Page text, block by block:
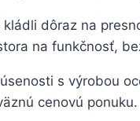
dôraz na
na funkčnosť,
s výrobou
cenovú ponuku.